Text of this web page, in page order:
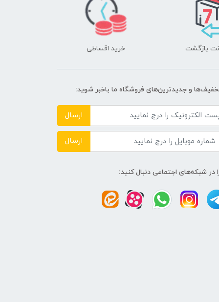
خرید اقساطی
و جدیدترین‌های فروشگاه ما باخبر شوید:
ارسال
ارسال
در شبکه‌های اجتماعی دنبال کنید: